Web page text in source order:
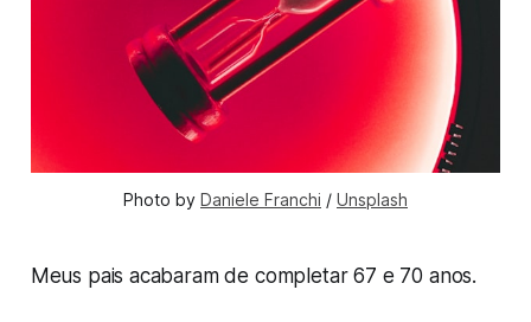
Photo by Daniele Franchi / Unsplash
Meus pais acabaram de completar 67 e 70 anos.